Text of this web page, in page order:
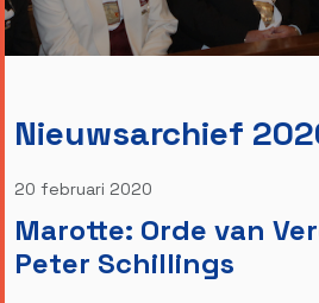
Nieuwsarchief
20 februari 2020
Marotte: Orde van
Peter Schillings